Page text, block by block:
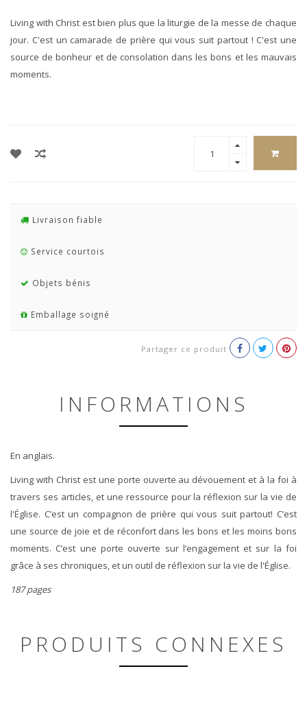
Living with Christ est bien plus que la liturgie de la messe de chaque
jour. C'est un camarade de prière qui vous suit partout ! C'est une
source de bonheur et de consolation dans les bons et les mauvais
moments.
Livraison fiable
Service courtois
Objets bénis
Emballage soigné
Partager ce produit
INFORMATIONS
En anglais.
Living with Christ est une porte ouverte au dévouement et à la foi à
travers ses articles, et une ressource pour la réflexion sur la vie de
l'Église. C’est un compagnon de prière qui vous suit partout! C’est
une source de joie et de réconfort dans les bons et les moins bons
moments. C’est une porte ouverte sur l’engagement et sur la foi
grâce à ses chroniques, et un outil de réflexion sur la vie de l'Église.
187 pages
PRODUITS CONNEXES